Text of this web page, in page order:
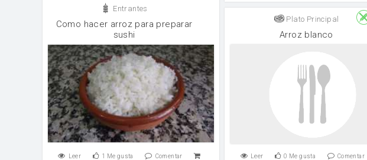
Entrantes
Como hacer arroz para preparar
sushi
Leer 1 Me gusta Comentar
Plato Principal
Arroz blanco
Leer 0 Me gusta Comentar